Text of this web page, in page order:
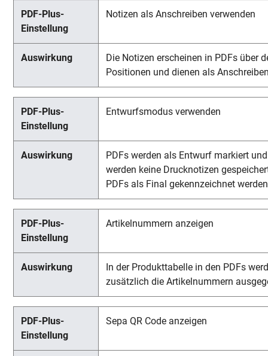
Notizen als Anschreiben verwenden
Die Notizen erscheinen in PDFs über
Positionen und dienen als
Entwurfsmodus verwenden
PDFs werden als Entwurf markiert
werden keine Drucknotizen
PDFs als Final gekennzeichnet
Artikelnummern anzeigen
In der Produkttabelle in den PDFs
zusätzlich die Artikelnummern
Sepa QR Code anzeigen